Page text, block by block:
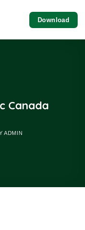
Download
Canada
ADMIN